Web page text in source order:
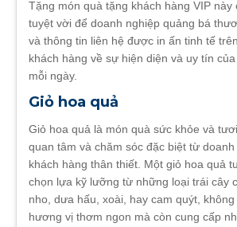
Tặng món quà tặng khách hàng VIP này
tuyệt vời để doanh nghiệp quảng bá
và thông tin liên hệ được in ấn tinh tế
khách hàng về sự hiện diện và uy tín
mỗi ngày.
Giỏ hoa quả
Giỏ hoa quả là món quà sức khỏe và
quan tâm và chăm sóc đặc biệt từ
khách hàng thân thiết. Một giỏ hoa quả
chọn lựa kỹ lưỡng từ những loại trái cây
nho, dưa hấu, xoài, hay cam quýt,
hương vị thơm ngon mà còn cung cấp